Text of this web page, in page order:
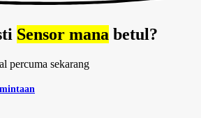
Sensor mana betul?
percuma sekarang